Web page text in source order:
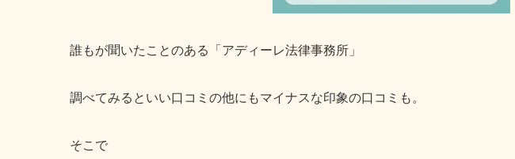
誰もが聞いたことのある「アディーレ法律事務所」
調べてみるといい口コミの他にもマイナスな印象の口コミも。
そこで